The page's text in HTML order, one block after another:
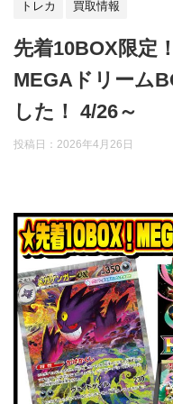
トレカ 買取情報
先着10BOX限定
MEGAドリーム
した！ 4/26～
投稿日： 2026年4月26日